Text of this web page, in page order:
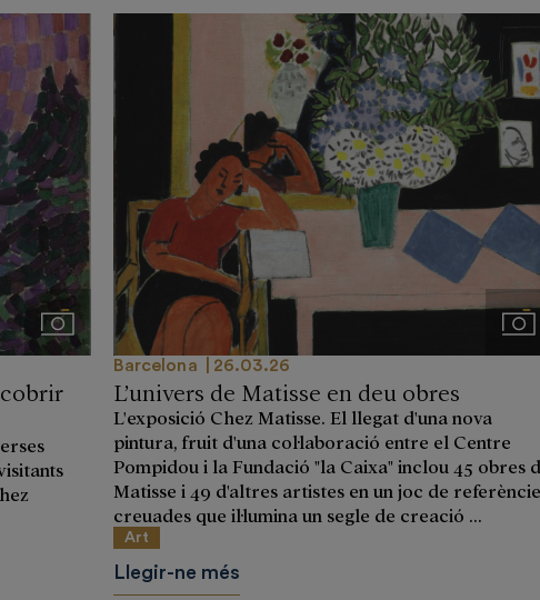
Imágenes
Barcelona 26.03.26
L’univers de Matisse en deu obres
L'exposició Chez Matisse. El llegat d'una nova
pintura, fruit d'una col·laboració entre el Centre
Pompidou i la Fundació "la Caixa" inclou 45 obres
Matisse i 49 d'altres artistes en un joc de
creuades que il·lumina un segle de creació ...
Art
Llegir-ne més